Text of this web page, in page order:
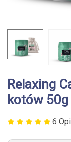
Relaxing
kotów 50g
6